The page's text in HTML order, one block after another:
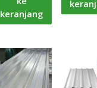
keranjang